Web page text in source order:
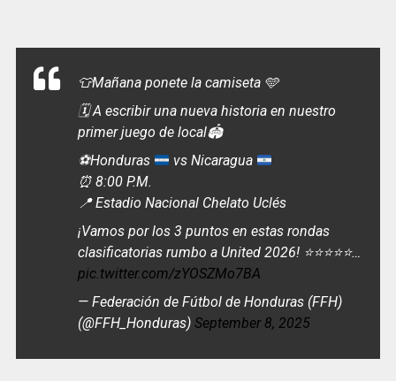
👕Mañana ponete la camiseta 🩵
🗓️ A escribir una nueva historia en nuestro
primer juego de local🏟️
⚽️Honduras
vs Nicaragua
⏰ 8:00 P.M.
📍 Estadio Nacional Chelato Uclés
¡Vamos por los 3 puntos en estas rondas
clasificatorias rumbo a United 2026! ⭐⭐⭐⭐⭐…
pic.twitter.com/zYOSZMo7BA
— Federación de Fútbol de Honduras (FFH)
(@FFH_Honduras) September 8, 2025